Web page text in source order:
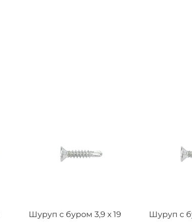
Шуруп с буром 3,9 х 19
Шуруп с